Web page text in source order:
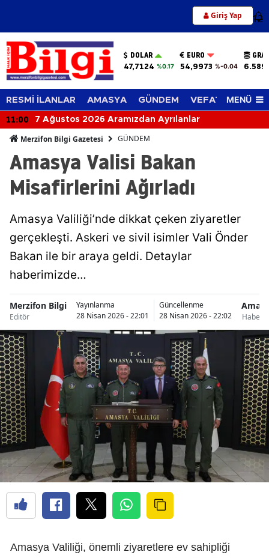
Giriş Yap 12
DOLAR
47,7124 %0.17
EURO
54,9973 %-0.04
RESMİ İLANLAR AMASYA GÜNDEM VEFAT EDENLER
MENÜ
11:00 7 Ağustos 2026 Aramızdan Ayrılanlar
Merzifon Bilgi Gazetesi GÜNDEM
Amasya Valisi Bakan
Misafirlerini Ağırladı
Amasya Valiliği’nde dikkat çeken ziyaretler
gerçekleşti. Askeri ve sivil isimler Vali Önder
Bakan ile bir araya geldi. Detaylar
haberimizde…
Merzifon Bilgi
Editör
Yayınlanma
28 Nisan 2026 - 22:01
Güncellenme
28 Nisan 2026 - 22:02
Amasya Valiliği, önemli ziyaretlere ev sahipliği